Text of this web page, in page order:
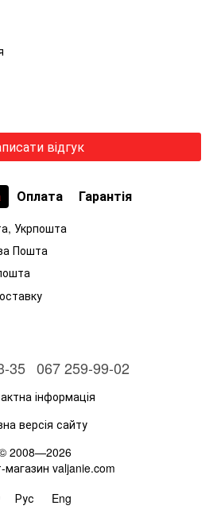
вовни відрізняється не "кудлатою"
Новозеландську кардочесану
магазині "Валяння".
і майстрів - вибір ваги за
відгук
Оплата Гарантія
Укрпошта
Пошта
35 067 259-99-02
інформація
версія сайту
2008—2026
магазин valjanie.com
Рус
Eng